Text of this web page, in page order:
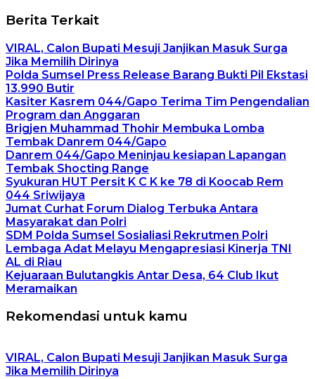
Berita Terkait
VIRAL, Calon Bupati Mesuji Janjikan Masuk Surga
Jika Memilih Dirinya
Polda Sumsel Press Release Barang Bukti Pil Ekstasi
13.990 Butir
Kasiter Kasrem 044/Gapo Terima Tim Pengendalian
Program dan Anggaran
Brigjen Muhammad Thohir Membuka Lomba
Tembak Danrem 044/Gapo
Danrem 044/Gapo Meninjau kesiapan Lapangan
Tembak Shocting Range
Syukuran HUT Persit K C K ke 78 di Koocab Rem
044 Sriwijaya
Jumat Curhat Forum Dialog Terbuka Antara
Masyarakat dan Polri
SDM Polda Sumsel Sosialiasi Rekrutmen Polri
Lembaga Adat Melayu Mengapresiasi Kinerja TNI
AL di Riau
Kejuaraan Bulutangkis Antar Desa, 64 Club Ikut
Meramaikan
Rekomendasi untuk kamu
VIRAL, Calon Bupati Mesuji Janjikan Masuk Surga
Jika Memilih Dirinya